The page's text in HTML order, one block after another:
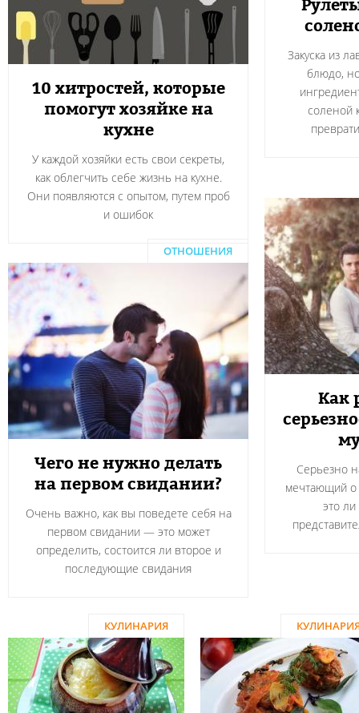
Закуска из
блюдо,
соленой
10 хитростей, которые
помогут хозяйке на
кухне
У каждой хозяйки есть свои секреты,
как облегчить себе жизнь на кухне.
Они появляются с опытом, путем проб
и ошибок
Как
Серьезно
мечтающий о
это
ОТНОШЕНИЯ
Чего не нужно делать
на первом свидании?
Очень важно, как вы поведете себя на
первом свидании — это может
определить, состоится ли второе и
последующие свидания
КУЛИНАРИЯ